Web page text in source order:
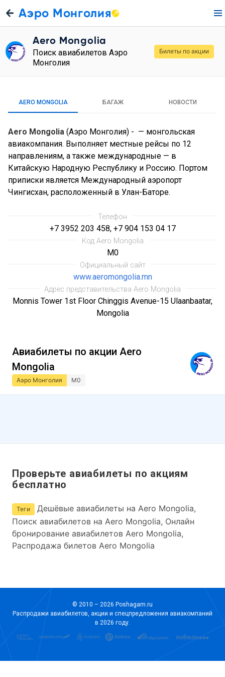
Аэро Монголия
Aero Mongolia
Поиск авиабилетов Аэро
Монголия
Билеты по акции
AERO MONGOLIA БАГАЖ НОВОСТИ
Aero Mongolia (Аэро Монголия) - — монгольская
авиакомпания. Выполняет местные рейсы по 12
направлениям, а также международные — в
Китайскую Народную Республику и Россию. Портом
приписки является Международный аэропорт
Чингисхан, расположенный в Улан-Баторе.
Телефон
+7 3952 203 458, +7 904 153 04 17
Код Aero Mongolia
M0
Официальный сайт
www.aeromongolia.mn
Адрес представительства Aero Mongolia
Monnis Tower 1st Floor Chinggis Avenue-15 Ulaanbaatar,
Mongolia
Авиабилеты по акции Aero
Mongolia
Аэро Монголия M0
Проверьте авиабилеты по акциям
бесплатно
Теги
Дешёвые авиабилеты на Aero Mongolia,
Поиск авиабилетов на Aero Mongolia, Онлайн
бронирование авиабилетов Aero Mongolia,
Распродажа билетов Aero Mongolia
© 2010 – 2026 Poshagam.ru
Распродажи авиабилетов, акции и спецпредложения авиакомпаний
в 2026 году.